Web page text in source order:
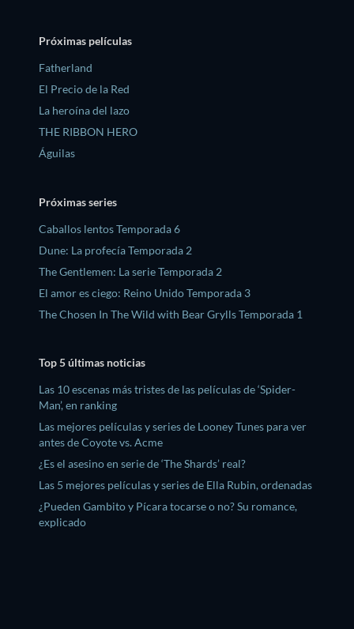
Próximas películas
Fatherland
El Precio de la Red
La heroína del lazo
THE RIBBON HERO
Águilas
Próximas series
Caballos lentos Temporada 6
Dune: La profecía Temporada 2
The Gentlemen: La serie Temporada 2
El amor es ciego: Reino Unido Temporada 3
The Chosen In The Wild with Bear Grylls Temporada 1
Top 5 últimas noticias
Las 10 escenas más tristes de las películas de ‘Spider-
Man’, en ranking
Las mejores películas y series de Looney Tunes para ver
antes de Coyote vs. Acme
¿Es el asesino en serie de ‘The Shards’ real?
Las 5 mejores películas y series de Ella Rubin, ordenadas
¿Pueden Gambito y Pícara tocarse o no? Su romance,
explicado